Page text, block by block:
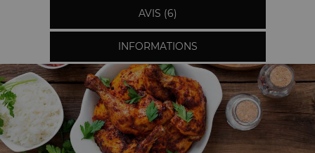
AVIS (6)
INFORMATIONS